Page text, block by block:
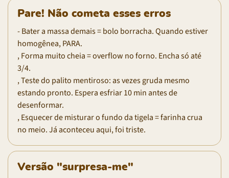
Pare! Não cometa esses erros
- Bater a massa demais = bolo borracha. Quando estiver
homogênea, PARA.
, Forma muito cheia = overflow no forno. Encha só até
3/4.
, Teste do palito mentiroso: as vezes gruda mesmo
estando pronto. Espera esfriar 10 min antes de
desenformar.
, Esquecer de misturar o fundo da tigela = farinha crua
no meio. Já aconteceu aqui, foi triste.
Versão "surpresa-me"